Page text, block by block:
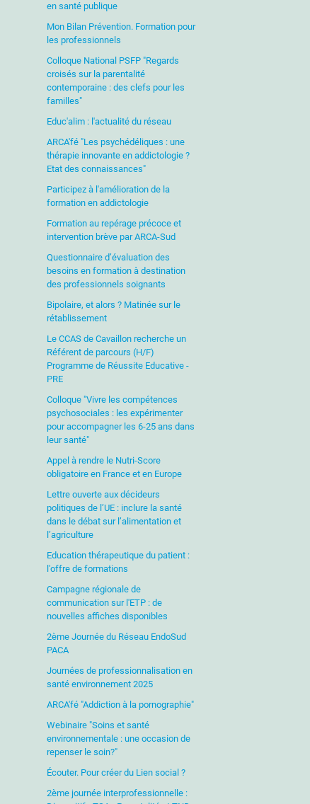
en santé publique
Mon Bilan Prévention. Formation pour
les professionnels
Colloque National PSFP "Regards
croisés sur la parentalité
contemporaine : des clefs pour les
familles"
Educ'alim : l'actualité du réseau
ARCA'fé "Les psychédéliques : une
thérapie innovante en addictologie ?
Etat des connaissances"
Participez à l'amélioration de la
formation en addictologie
Formation au repérage précoce et
intervention brève par ARCA-Sud
Questionnaire d’évaluation des
besoins en formation à destination
des professionnels soignants
Bipolaire, et alors ? Matinée sur le
rétablissement
Le CCAS de Cavaillon recherche un
Référent de parcours (H/F)
Programme de Réussite Educative -
PRE
Colloque "Vivre les compétences
psychosociales : les expérimenter
pour accompagner les 6-25 ans dans
leur santé"
Appel à rendre le Nutri-Score
obligatoire en France et en Europe
Lettre ouverte aux décideurs
politiques de l’UE : inclure la santé
dans le débat sur l’alimentation et
l’agriculture
Education thérapeutique du patient :
l'offre de formations
Campagne régionale de
communication sur l'ETP : de
nouvelles affiches disponibles
2ème Journée du Réseau EndoSud
PACA
Journées de professionnalisation en
santé environnement 2025
ARCA'fé "Addiction à la pornographie"
Webinaire "Soins et santé
environnementale : une occasion de
repenser le soin?"
Écouter. Pour créer du Lien social ?
2ème journée interprofessionnelle :